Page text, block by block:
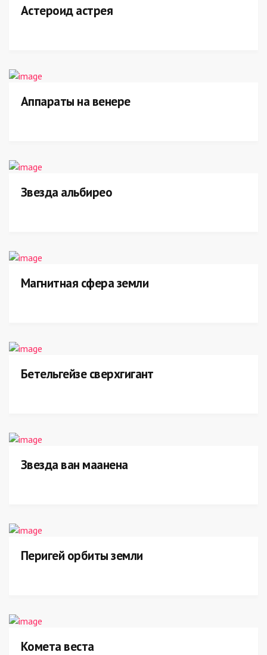
Астероид астрея
Аппараты на венере
Звезда альбирео
Магнитная сфера земли
Бетельгейзе сверхгигант
Звезда ван маанена
Перигей орбиты земли
Комета веста